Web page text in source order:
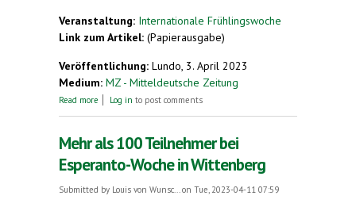
Veranstaltung: Internationale Frühlingswoche
Link zum Artikel: (Papierausgabe)
Veröffentlichung: Lundo, 3. April 2023
Medium: MZ - Mitteldeutsche Zeitung
Read more about Esperanto-Woche in Wittenberg
Log in to post comments
Mehr als 100 Teilnehmer bei
Esperanto-Woche in Wittenberg
Submitted by Louis von Wunsc... on Tue, 2023-04-11 07:59